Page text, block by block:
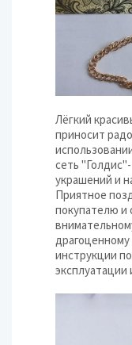
Лёгкий
приносит
сеть
украшений и
Приятное
покупателю и
инструкции
эксплуатации